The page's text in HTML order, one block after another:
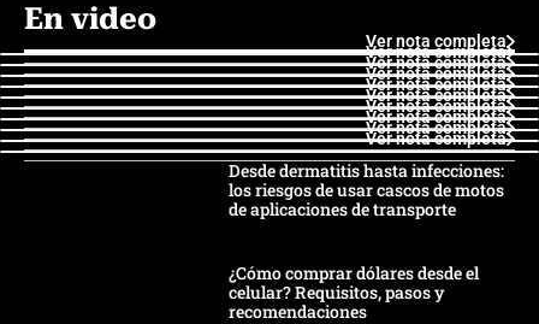
En video
Ver nota completa
Ver nota completa
Ver nota completa
Ver nota completa
Ver nota completa
Ver nota completa
Ver nota completa
Ver nota completa
Ver nota completa
Ver nota completa
Desde dermatitis hasta infecciones:
los riesgos de usar cascos de motos
de aplicaciones de transporte
¿Cómo comprar dólares desde el
celular? Requisitos, pasos y
recomendaciones